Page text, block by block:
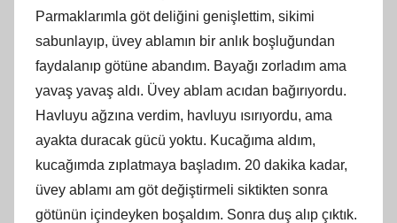
Parmaklarımla göt deliğini genişlettim, sikimi
sabunlayıp, üvey ablamın bir anlık boşluğundan
faydalanıp götüne abandım. Bayağı zorladım ama
yavaş yavaş aldı. Üvey ablam acıdan bağırıyordu.
Havluyu ağzına verdim, havluyu ısırıyordu, ama
ayakta duracak gücü yoktu. Kucağıma aldım,
kucağımda zıplatmaya başladım. 20 dakika kadar,
üvey ablamı am göt değiştirmeli siktikten sonra
götünün içindeyken boşaldım. Sonra duş alıp çıktık.